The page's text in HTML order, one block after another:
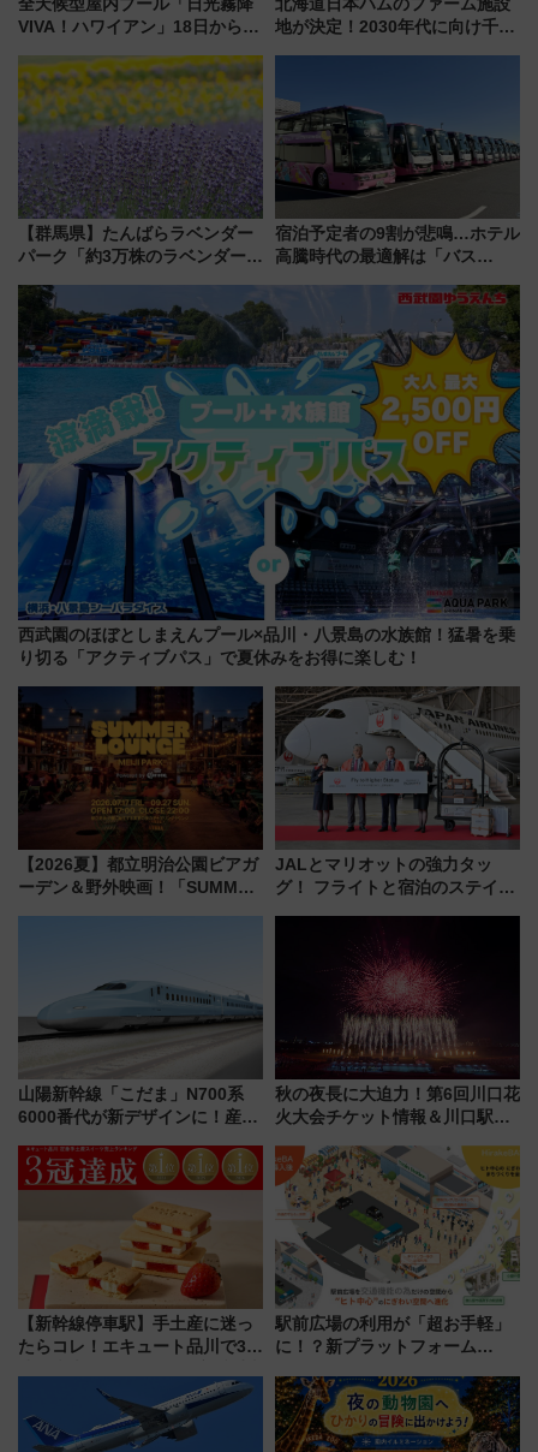
VIVA！ハワイアン」18日から営
ァミリーから大人まで幅広い世
代が一日中楽しる夏のリゾート
を楽しんで
地が決定！2030年代に向け千歳
【群馬県】たんばらラベンダー
パーク「約3万株のラベンダー」
で都心から約1時間半で夏の絶景
宿泊予定者の9割が悲鳴…ホテル
高騰時代の最適解は「バス
した、推し活遠征や観光時のリ
アルな懐事情
西武園のほぼとしまえんプール×品川・八景島の水族館！猛暑を乗
り切る「アクティブパス」で夏休みをお得に楽しむ！
【2026夏】都立明治公園ビアガ
ーデン＆野外映画！「SUMMER
JALとマリオットの強力タッ
グ！ フライトと宿泊のステイタ
上級会員資格を効率よく獲得す
る方法を解説
山陽新幹線「こだま」N700系
6000番代が新デザインに！産学
用は今冬から
秋の夜長に大迫力！第6回川口花
火大会チケット情報＆川口駅か
【新幹線停車駅】手土産に迷っ
たらコレ！エキュート品川で3年
産スイーツとは？
駅前広場の利用が「超お手軽」
に！？新プラットフォーム
マホで簡単申請 物販や演奏会な
どに【JR東日本】